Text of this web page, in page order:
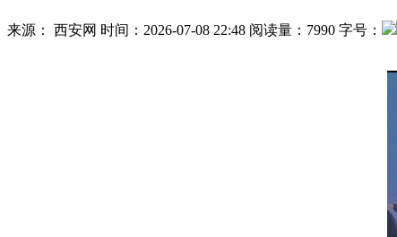
来源： 西安网 时间： 2026-07-08 22:48 阅读量： 7990 字号：